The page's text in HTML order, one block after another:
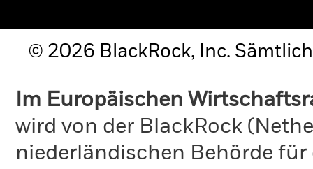
© 2026 BlackRock, Inc.
Im Europäischen
wird von der BlackRock
niederländischen Behörde